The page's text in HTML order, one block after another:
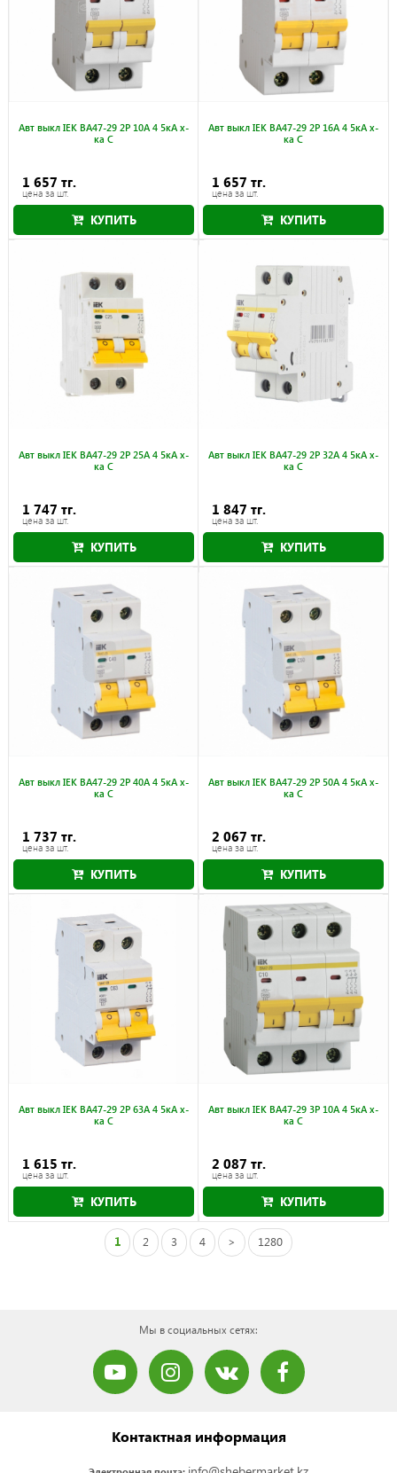
Авт выкл IEK ВА47-29 2Р 10А 4 5кА х-
ка С
1 657 тг.
цена за шт.
КУПИТЬ
Авт выкл IEK ВА47-29 2Р 16А 4 5кА х-
ка С
1 657 тг.
цена за шт.
КУПИТЬ
Авт выкл IEK ВА47-29 2Р 25А 4 5кА х-
ка С
1 747 тг.
цена за шт.
КУПИТЬ
Авт выкл IEK ВА47-29 2Р 32А 4 5кА х-
ка С
1 847 тг.
цена за шт.
КУПИТЬ
Авт выкл IEK ВА47-29 2Р 40А 4 5кА х-
ка С
1 737 тг.
цена за шт.
КУПИТЬ
Авт выкл IEK ВА47-29 2Р 50А 4 5кА х-
ка С
2 067 тг.
цена за шт.
КУПИТЬ
Авт выкл IEK ВА47-29 2Р 63А 4 5кА х-
ка С
1 615 тг.
цена за шт.
КУПИТЬ
Авт выкл IEK ВА47-29 3Р 10А 4 5кА х-
ка С
2 087 тг.
цена за шт.
КУПИТЬ
1 2 3 4 > 1280
Мы в социальных сетях:
Контактная информация